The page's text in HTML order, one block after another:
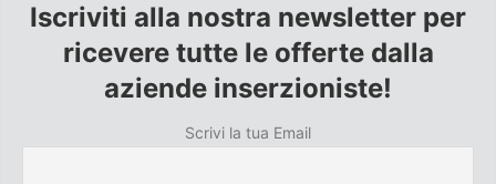
Iscriviti alla nostra newsletter per
ricevere tutte le offerte dalla
aziende inserzioniste!
Scrivi la tua Email